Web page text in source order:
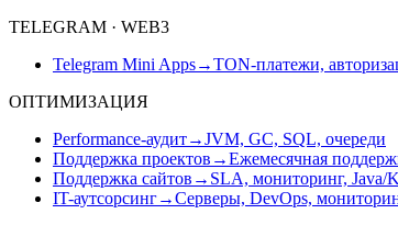
TELEGRAM · WEB3
Telegram Mini Apps→TON-платежи,
ОПТИМИЗАЦИЯ
Performance-аудит→JVM, GC, SQL, очереди
Поддержка проектов →Ежемесячная
Поддержка сайтов → SLA, мониторинг, Java/
IT-аутсорсинг→Серверы, DevOps,